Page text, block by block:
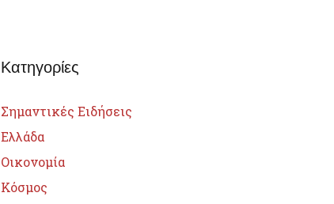
Κατηγορίες
Σημαντικές Ειδήσεις
Ελλάδα
Οικονομία
Κόσμος